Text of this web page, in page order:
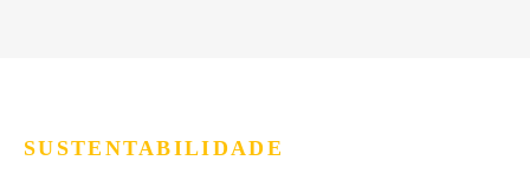
SUSTENTABILIDADE